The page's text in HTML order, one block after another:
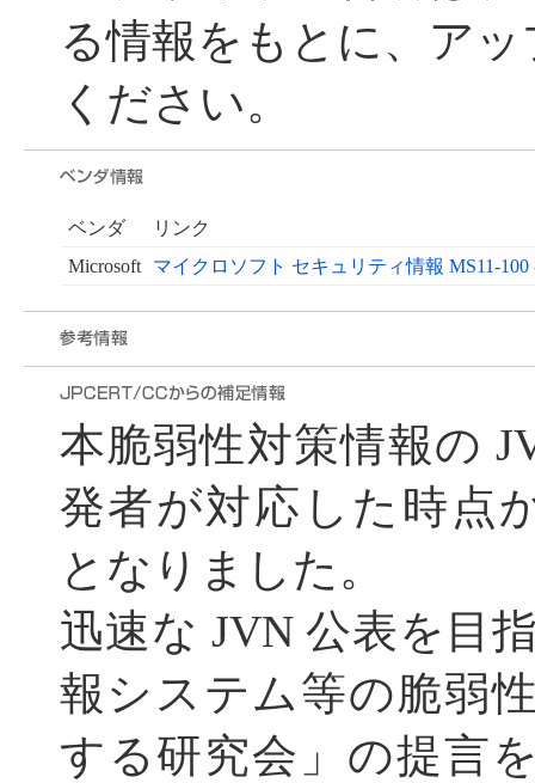
る情報をもとに、ア
ください。
ベンダ
リンク
Microsoft
マイクロソフト セキュリティ情報 MS11-100
本脆弱性対策情報の
発者が対応した時点
となりました。
迅速な JVN 公表を目
報システム等の脆弱
する研究会」の提言